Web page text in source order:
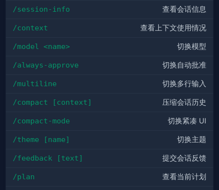
/session-info 查看会话信息
/context 查看上下文使用情况
/model <name> 切换模型
/always-approve 切换自动批准
/multiline 切换多行输入
/compact [context] 压缩会话历史
/compact-mode 切换紧凑 UI
/theme [name] 切换主题
/feedback [text] 提交会话反馈
/plan 查看当前计划